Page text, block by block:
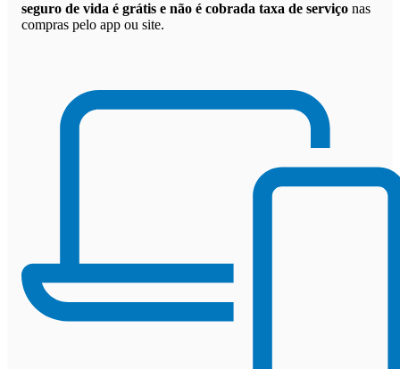
seguro de vida é grátis e não é cobrada taxa de serviço nas
compras pelo app ou site.